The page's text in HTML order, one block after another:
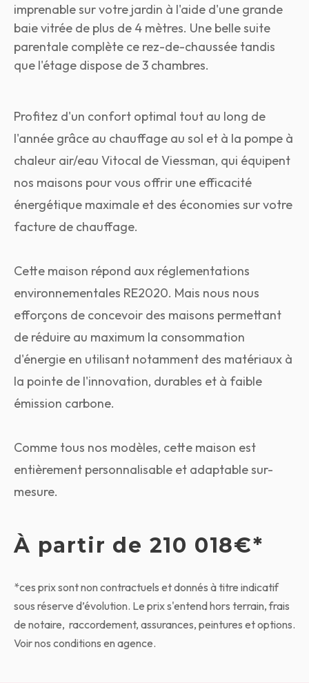
imprenable sur votre jardin à l'aide d'une grande
baie vitrée de plus de 4 mètres. Une belle suite
parentale complète ce rez-de-chaussée tandis
que l'étage dispose de 3 chambres.
Profitez d'un confort optimal tout au long de
l'année grâce au chauffage au sol et à la pompe à
chaleur air/eau Vitocal de Viessman, qui équipent
nos maisons pour vous offrir une efficacité
énergétique maximale et des économies sur votre
facture de chauffage.
Cette maison répond aux réglementations
environnementales RE2020. Mais nous nous
efforçons de concevoir des maisons permettant
de réduire au maximum la consommation
d'énergie en utilisant notamment des matériaux à
la pointe de l'innovation, durables et à faible
émission carbone.
Comme tous nos modèles, cette maison est
entièrement personnalisable et adaptable sur-
mesure.
À partir de 210 018€*
*ces prix sont non contractuels et donnés à titre indicatif
sous réserve d’évolution. Le prix s'entend hors terrain, frais
de notaire, raccordement, assurances, peintures et options.
Voir nos conditions en agence.